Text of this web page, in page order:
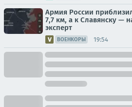
Армия России
7,7 км, а к Славянску —
эксперт
ВОЕНКОРЫ 19:54